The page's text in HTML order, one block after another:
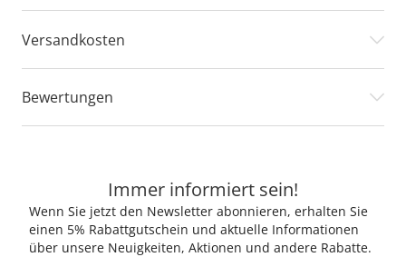
Versandkosten
Bewertungen
Immer informiert sein!
Wenn Sie jetzt den Newsletter abonnieren, erhalten Sie
einen 5% Rabattgutschein und aktuelle Informationen
über unsere Neuigkeiten, Aktionen und andere Rabatte.